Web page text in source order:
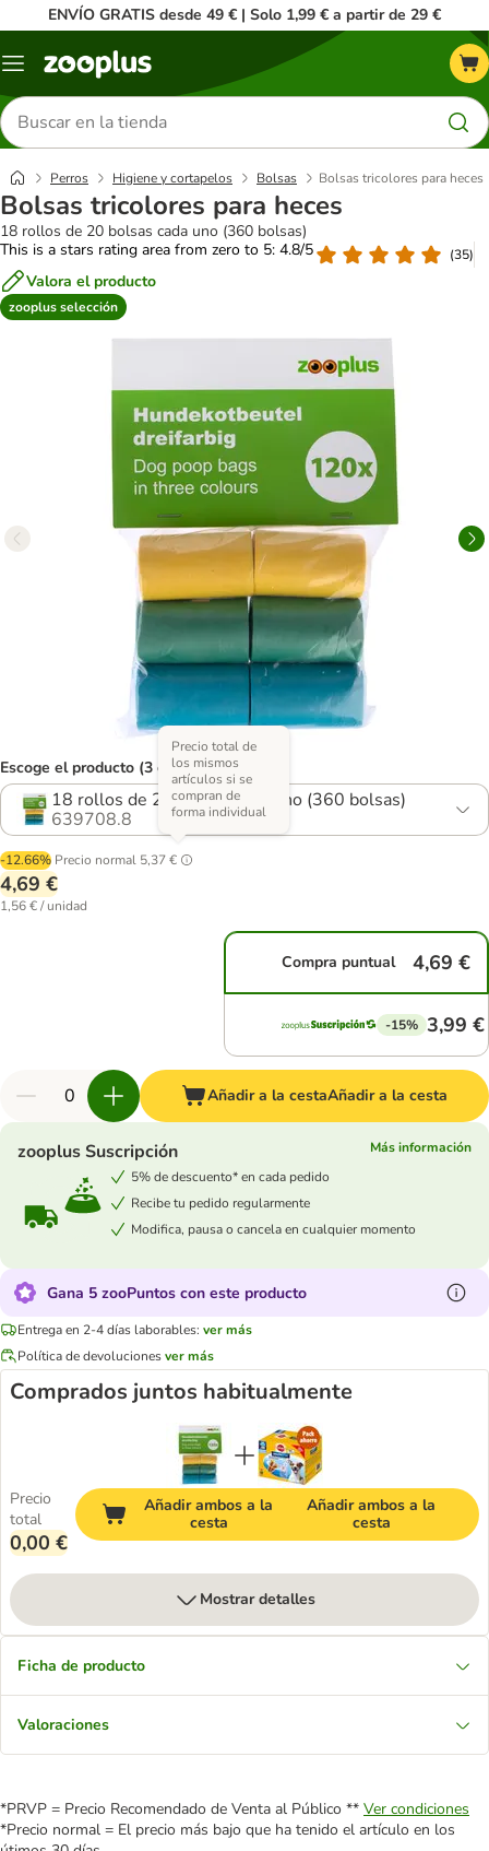
ENVÍO GRATIS desde 49 € | Solo 1,99 € a partir de 29 €
Menú
Buscar
productos
Perros Higiene y cortapelos Bolsas Bolsas tricolores para heces
Bolsas tricolores para heces
18 rollos de 20 bolsas cada uno (360 bolsas)
This is a stars rating area from zero to 5: 4.8/5
(35)
Valora el producto
zooplus selección
Escoge el producto (3 opciones)
18 rollos de 20 bolsas cada uno (360 bolsas)
639708.8
-12.66% Precio normal 5,37 €
Precio total de
los mismos
artículos si se
compran de
forma individual
4,69 €
1,56 € / unidad
Compra puntual 4,69 €
-15% 3,99 €
Añadir a la cestaAñadir a la cesta
zooplus Suscripción
Más información
5% de descuento* en cada pedido
Recibe tu pedido regularmente
Modifica, pausa o cancela en cualquier momento
Gana 5 zooPuntos con este producto
Entrega en 2-4 días laborables: ver más
Política de devolucionesver más
Comprados juntos habitualmente
Precio
total
0,00 €
Añadir ambos a la
cesta
Añadir ambos a la
cesta
Mostrar detalles
Ficha de producto
Valoraciones
*PRVP = Precio Recomendado de Venta al Público ** Ver condiciones
*Precio normal = El precio más bajo que ha tenido el artículo en los